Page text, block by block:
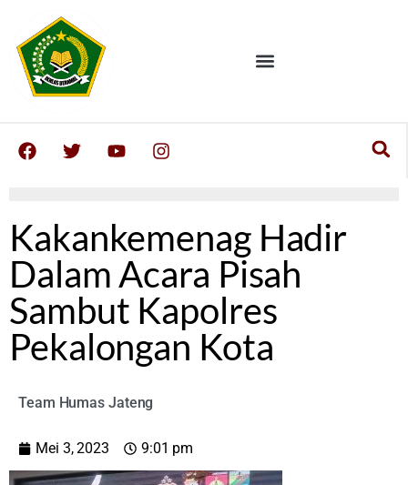
Kakankemenag Hadir
Dalam Acara Pisah
Sambut Kapolres
Pekalongan Kota
Team Humas Jateng
Mei 3, 2023 9:01 pm